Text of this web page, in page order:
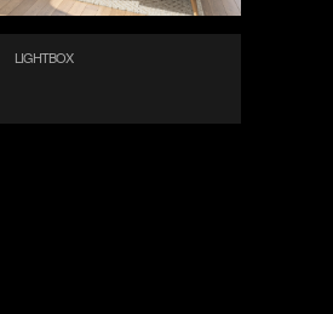
LIGHTBOX